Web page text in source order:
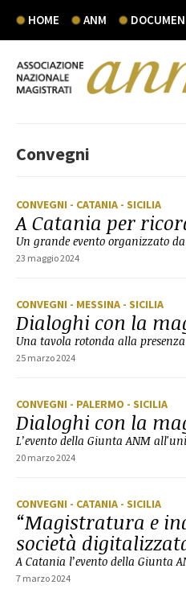
HOME ANM
Convegni
CONVEGNI - CATANIA - SICILIA
A Catania per
Un grande evento organizzato
23 maggio 2024
CONVEGNI - MESSINA - SICILIA
Dialoghi con la
Una tavola rotonda alla
25 marzo 2024
CONVEGNI - PALERMO - SICILIA
Dialoghi con la
L’evento della Giunta ANM
20 marzo 2024
CONVEGNI - CATANIA - SICILIA
“Magistratura e
società
A Catania l’evento della Giunta
7 marzo 2024